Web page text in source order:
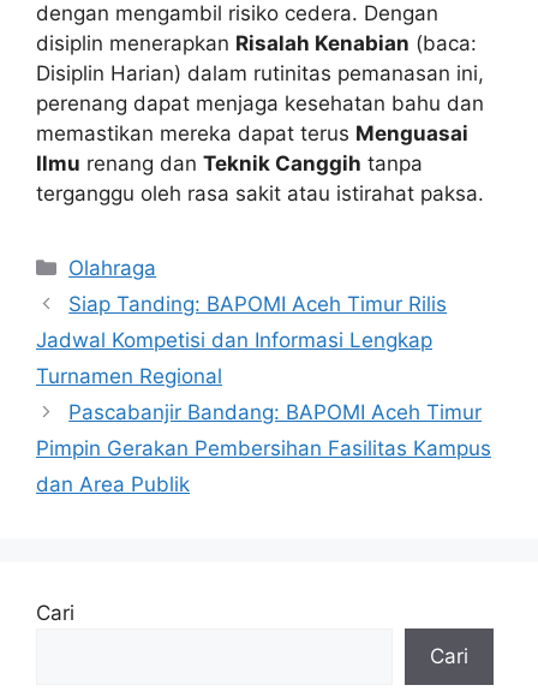
dengan mengambil risiko cedera. Dengan
disiplin menerapkan Risalah Kenabian (baca:
Disiplin Harian) dalam rutinitas pemanasan ini,
perenang dapat menjaga kesehatan bahu dan
memastikan mereka dapat terus Menguasai
Ilmu renang dan Teknik Canggih tanpa
terganggu oleh rasa sakit atau istirahat paksa.
Kategori
Olahraga
Siap Tanding: BAPOMI Aceh Timur Rilis
Jadwal Kompetisi dan Informasi Lengkap
Turnamen Regional
Pascabanjir Bandang: BAPOMI Aceh Timur
Pimpin Gerakan Pembersihan Fasilitas Kampus
dan Area Publik
Cari
Cari